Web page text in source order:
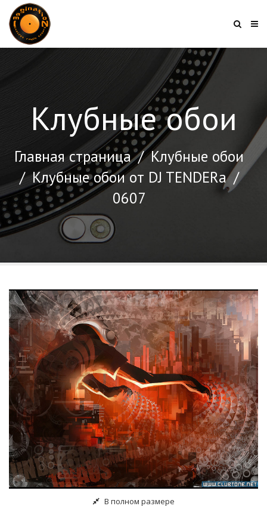
Клубные обои
Главная страница /Клубные обои
/Клубные обои от DJ TENDERа /
0607
В полном размере